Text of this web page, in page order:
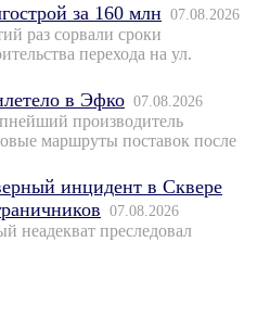
за 160 млн 07.08.2026
раз сорвали сроки
перехода на ул.
в Эфко 07.08.2026
производитель
маршруты поставок после
инцидент в Сквере
07.08.2026
неадекват преследовал